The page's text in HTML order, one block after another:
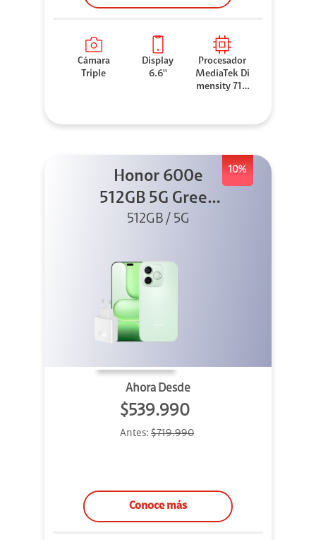
Cámara
Triple
Display
6.6''
Procesador
MediaTek Di
mensity 710
10%
Honor 600e
512GB 5G Green
+ 45W
512GB / 5G
Ahora Desde
$539.990
Antes: $719.990
Conoce más